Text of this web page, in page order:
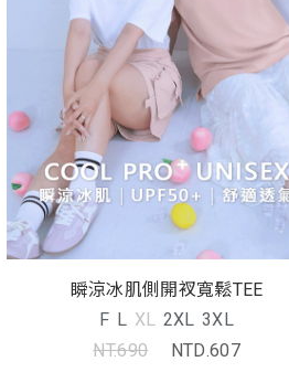
瞬涼冰肌側開衩寬鬆TEE
F L XL 2XL 3XL
NT.690
NTD.607